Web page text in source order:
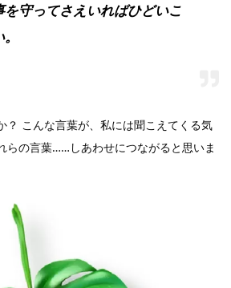
守ってさえいればひどいこ
？ こんな言葉が、私には聞こえてくる気
らの言葉……しあわせにつながると思いま